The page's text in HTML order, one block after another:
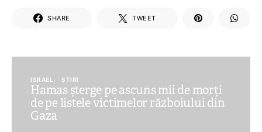
SHARE TWEET
ISRAEL ȘTIRI
Hamas șterge pe ascuns mii de morți
de pe listele victimelor războiului din
Gaza